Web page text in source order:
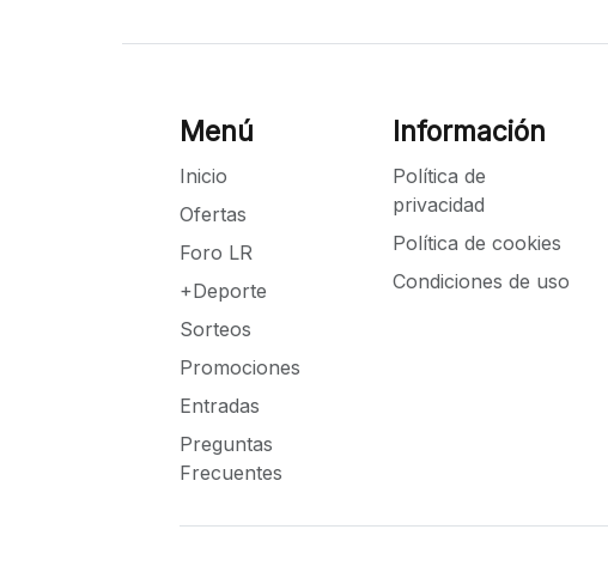
Menú
Inicio
Ofertas
Foro LR
+Deporte
Sorteos
Promociones
Entradas
Preguntas
Frecuentes
Información
Política de
privacidad
Política de cookies
Condiciones de uso